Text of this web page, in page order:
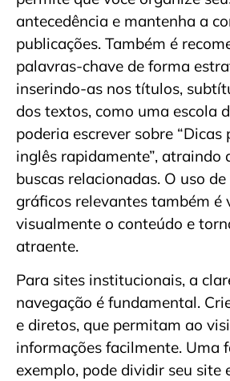
antecedência e mantenha a
publicações. Também é
palavras-chave de forma
inserindo-as nos títulos,
dos textos, como uma escola
poderia escrever sobre “Dicas
inglês rapidamente”, atraindo
buscas relacionadas. O uso
gráficos relevantes também
visualmente o conteúdo e
atraente.
Para sites institucionais, a
navegação é fundamental.
e diretos, que permitam ao
informações facilmente. Uma
exemplo, pode dividir seu site